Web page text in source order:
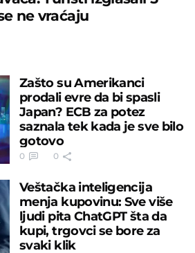
ne vraćaju
Zašto su Amerikanci
prodali evre da bi spasli
Japan? ECB za potez
saznala tek kada je sve bilo
gotovo
0 0
Veštačka inteligencija
menja kupovinu: Sve više
ljudi pita ChatGPT šta da
kupi, trgovci se bore za
svaki klik